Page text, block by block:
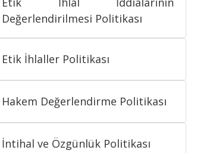
Değerlendirilmesi Politikası
Etik İhlaller Politikası
Hakem Değerlendirme Politikası
İntihal ve Özgünlük Politikası